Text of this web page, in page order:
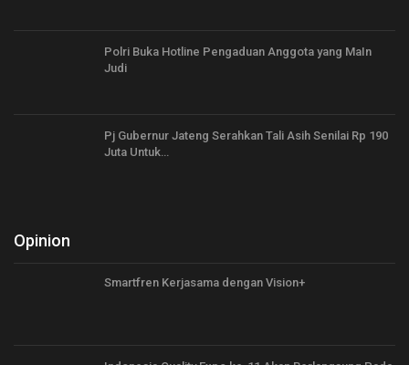
Polri Buka Hotline Pengaduan Anggota yang MaIn
Judi
Pj Gubernur Jateng Serahkan Tali Asih Senilai Rp 190
Juta Untuk…
Opinion
Smartfren Kerjasama dengan Vision+